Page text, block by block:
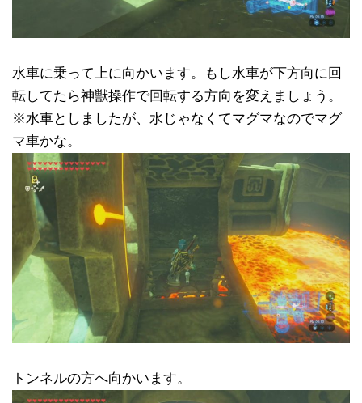
水車に乗って上に向かいます。もし水車が下方向に回
転してたら神獣操作で回転する方向を変えましょう。
※水車としましたが、水じゃなくてマグマなのでマグ
マ車かな。
トンネルの方へ向かいます。